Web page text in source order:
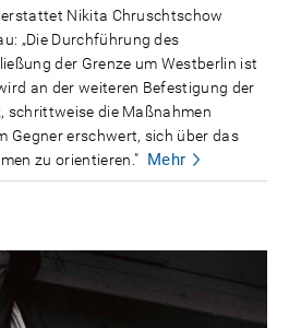
Nikita Chruschtschow
„Die Durchführung des
der Grenze um Westberlin ist
an der weiteren Befestigung der
schrittweise die Maßnahmen
Gegner erschwert, sich über das
zu orientieren." Mehr